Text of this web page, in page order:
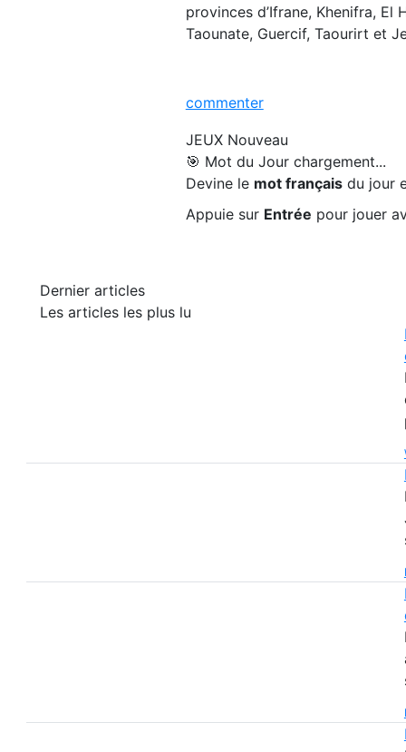
provinces d’Ifrane, Khenifra, El
Taounate, Guercif, Taourirt et
commenter
JEUX Nouveau
🎯 Mot du Jour chargement...
Devine le mot françaisdu jour
Appuie sur Entrée pour jouer
Dernier articles
Les articles les plus lu